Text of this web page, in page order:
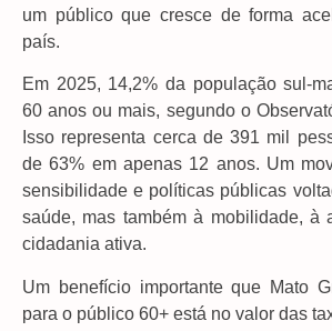
um público que cresce de forma
país.
Em 2025, 14,2% da população sul-
60 anos ou mais, segundo o
Isso representa cerca de 391 mil
de 63% em apenas 12 anos. Um
sensibilidade e políticas públicas
saúde, mas também à mobilidade, à
cidadania ativa.
Um benefício importante que Mato
para o público 60+ está no valor das